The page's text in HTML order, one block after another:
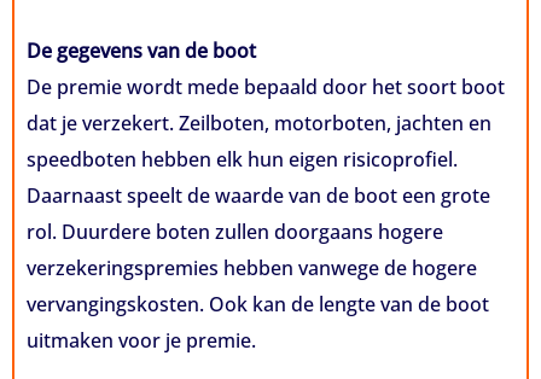
De gegevens van de boot
De premie wordt mede bepaald door het soort boot
dat je verzekert. Zeilboten, motorboten, jachten en
speedboten hebben elk hun eigen risicoprofiel.
Daarnaast speelt de waarde van de boot een grote
rol. Duurdere boten zullen doorgaans hogere
verzekeringspremies hebben vanwege de hogere
vervangingskosten. Ook kan de lengte van de boot
uitmaken voor je premie.